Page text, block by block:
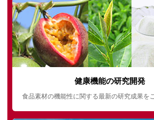
健康機能の研究開発
食品素材の機能性に関する最新の研究成果を